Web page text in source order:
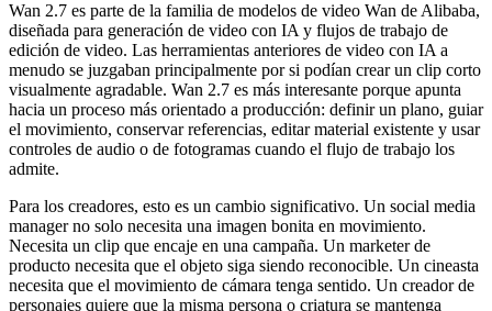
Wan 2.7 es parte de la familia de modelos de video Wan de Alibaba,
diseñada para generación de video con IA y flujos de trabajo de
edición de video. Las herramientas anteriores de video con IA a
menudo se juzgaban principalmente por si podían crear un clip corto
visualmente agradable. Wan 2.7 es más interesante porque apunta
hacia un proceso más orientado a producción: definir un plano, guiar
el movimiento, conservar referencias, editar material existente y usar
controles de audio o de fotogramas cuando el flujo de trabajo los
admite.
Para los creadores, esto es un cambio significativo. Un social media
manager no solo necesita una imagen bonita en movimiento.
Necesita un clip que encaje en una campaña. Un marketer de
producto necesita que el objeto siga siendo reconocible. Un cineasta
necesita que el movimiento de cámara tenga sentido. Un creador de
personajes quiere que la misma persona o criatura se mantenga